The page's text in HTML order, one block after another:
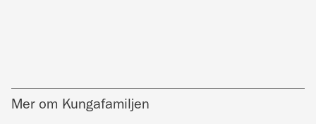
Mer om Kungafamiljen